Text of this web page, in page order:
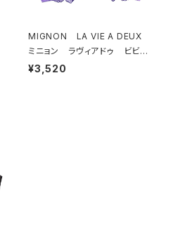
MIGNON LA VIE A DEUX
ミニョン ラヴィアドゥ ビビア
ーナ ブラジャー（ヴィオレッタ）
¥3,520